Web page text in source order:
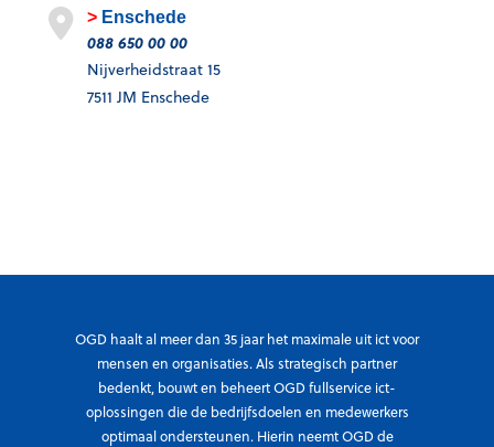
Enschede
088 650 00 00
Nijverheidstraat 15
7511 JM Enschede
OGD haalt al meer dan 35 jaar het maximale uit ict voor
mensen en organisaties. Als strategisch partner
bedenkt, bouwt en beheert OGD fullservice ict-
oplossingen die de bedrijfsdoelen en medewerkers
optimaal ondersteunen. Hierin neemt OGD de